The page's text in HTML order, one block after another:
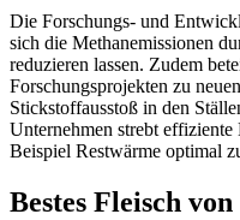
Die Forschungs- und
sich die Methanemissionen
reduzieren lassen. Zudem
Forschungsprojekten zu
Stickstoffausstoß in den
Unternehmen strebt
Beispiel Restwärme optimal
Bestes Fleisch